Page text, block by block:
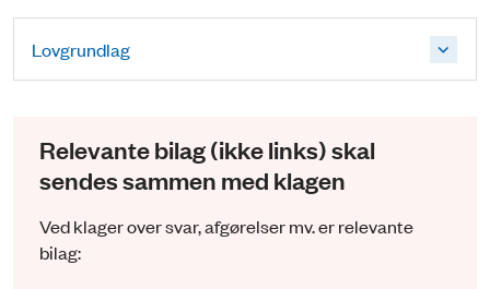
Lovgrundlag
Relevante bilag (ikke links) skal
sendes sammen med klagen
Ved klager over svar, afgørelser mv. er relevante
bilag: